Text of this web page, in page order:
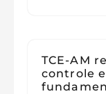
TCE-AM
controle